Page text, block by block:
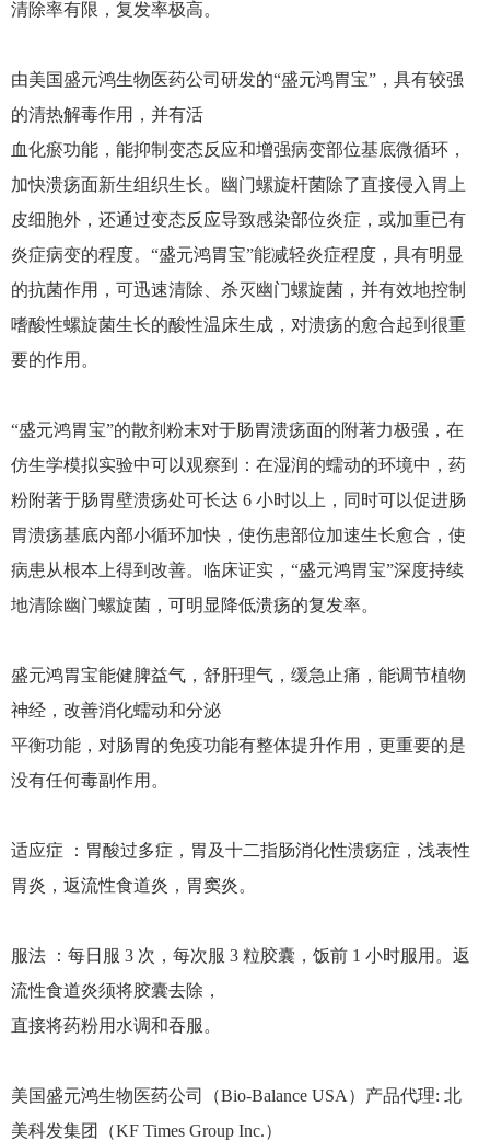
清除率有限，复发率极高。
由美国盛元鸿生物医药公司研发的“盛元鸿胃宝”，具有较强
的清热解毒作用，并有活
血化瘀功能，能抑制变态反应和增强病变部位基底微循环，
加快溃疡面新生组织生长。幽门螺旋杆菌除了直接侵入胃上
皮细胞外，还通过变态反应导致感染部位炎症，或加重已有
炎症病变的程度。“盛元鸿胃宝”能减轻炎症程度，具有明显
的抗菌作用，可迅速清除、杀灭幽门螺旋菌，并有效地控制
嗜酸性螺旋菌生长的酸性温床生成，对溃疡的愈合起到很重
要的作用。
“盛元鸿胃宝”的散剂粉末对于肠胃溃疡面的附著力极强，在
仿生学模拟实验中可以观察到：在湿润的蠕动的环境中，药
粉附著于肠胃壁溃疡处可长达 6 小时以上，同时可以促进肠
胃溃疡基底内部小循环加快，使伤患部位加速生长愈合，使
病患从根本上得到改善。临床证实，“盛元鸿胃宝”深度持续
地清除幽门螺旋菌，可明显降低溃疡的复发率。
盛元鸿胃宝能健脾益气，舒肝理气，缓急止痛，能调节植物
神经，改善消化蠕动和分泌
平衡功能，对肠胃的免疫功能有整体提升作用，更重要的是
没有任何毒副作用。
适应症 ：胃酸过多症，胃及十二指肠消化性溃疡症，浅表性
胃炎，返流性食道炎，胃窦炎。
服法 ：每日服 3 次，每次服 3 粒胶囊，饭前 1 小时服用。返
流性食道炎须将胶囊去除，
直接将药粉用水调和吞服。
美国盛元鸿生物医药公司（Bio-Balance USA）产品代理: 北
美科发集团（KF Times Group Inc.）